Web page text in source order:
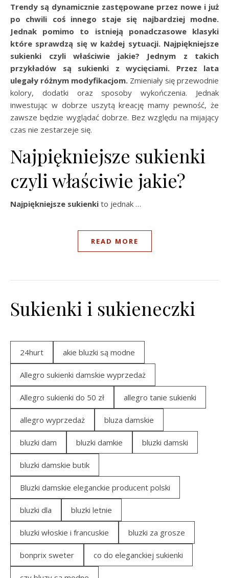
Trendy są dynamicznie zastępowane przez nowe i już
po chwili coś innego staje się najbardziej modne.
Jednak pomimo to istnieją ponadczasowe klasyki
które sprawdzą się w każdej sytuacji. Najpiękniejsze
sukienki czyli właściwie jakie? Jednym z takich
przykładów są sukienki z wycięciami. Przez lata
ulegały różnym modyfikacjom. Zmieniały się przewodnie
kolory, dodatki oraz sposoby wykończenia. Jednak
inwestując w dobrze uszytą kreację mamy pewność, że
zawsze będzie wyglądać dobrze. Bez względu na mijający
czas nie zestarzeje się.
Najpiękniejsze sukienki
czyli właściwie jakie?
Najpiękniejsze sukienki to jednak …
READ MORE
Sukienki i sukieneczki
24hurt akie bluzki są modne
Allegro sukienki damskie wyprzedaż
Allegro sukienki do 50 zł allegro tanie sukienki
allegro wyprzedaż bluza damskie
bluzki dam bluzki damkie bluzki damski
bluzki damskie butik
Bluzki damskie eleganckie producent polski
bluzki dla bluzki letnie
bluzki włoskie i francuskie bluzki za grosze
bonprix sweter co do eleganckiej sukienki